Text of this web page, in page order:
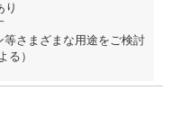
り
さまざまな用途をご検討
る）